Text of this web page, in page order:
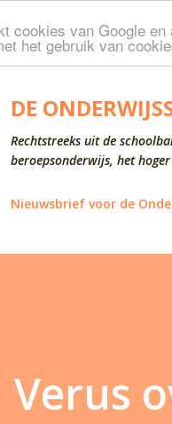
cookies van Google
het gebruik van
DE
Rechtstreeks uit de
beroepsonderwijs, het
Nieuwsbrief voor de
Verus